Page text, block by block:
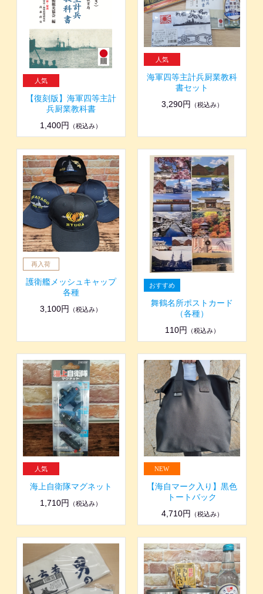
【復刻版】海軍四等主計
兵厨業教科書
1,400円
（税込み）
海軍四等主計兵厨業教科
書セット
3,290円
（税込み）
護衛艦メッシュキャップ
各種
3,100円
（税込み）
舞鶴名所ポストカード
（各種）
110円 （税込み）
海上自衛隊マグネット
1,710円
（税込み）
【海自マーク入り】黒色
トートバック
4,710円
（税込み）